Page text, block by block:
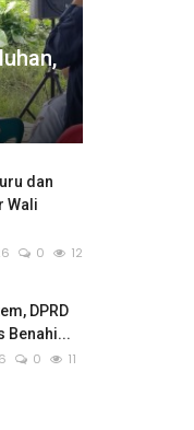
dan
Wali
0 12
DPRD
Benahi...
0 11